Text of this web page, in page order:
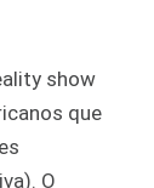
show
que
O